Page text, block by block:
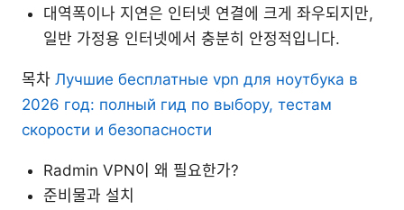
대역폭이나 지연은 인터넷 연결에 크게 좌우되지만,
일반 가정용 인터넷에서 충분히 안정적입니다.
목차 Лучшие бесплатные vpn для ноутбука в
2026 год: полный гид по выбору, тестам
скорости и безопасности
Radmin VPN이 왜 필요한가?
준비물과 설치